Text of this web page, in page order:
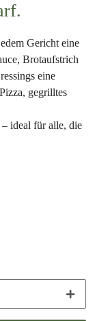
Gericht eine
Brotaufstrich
eine
gegrilltes
ideal für alle, die